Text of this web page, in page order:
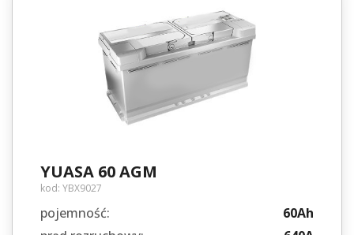
YUASA 60 AGM
kod: YBX9027
pojemność:
60Ah